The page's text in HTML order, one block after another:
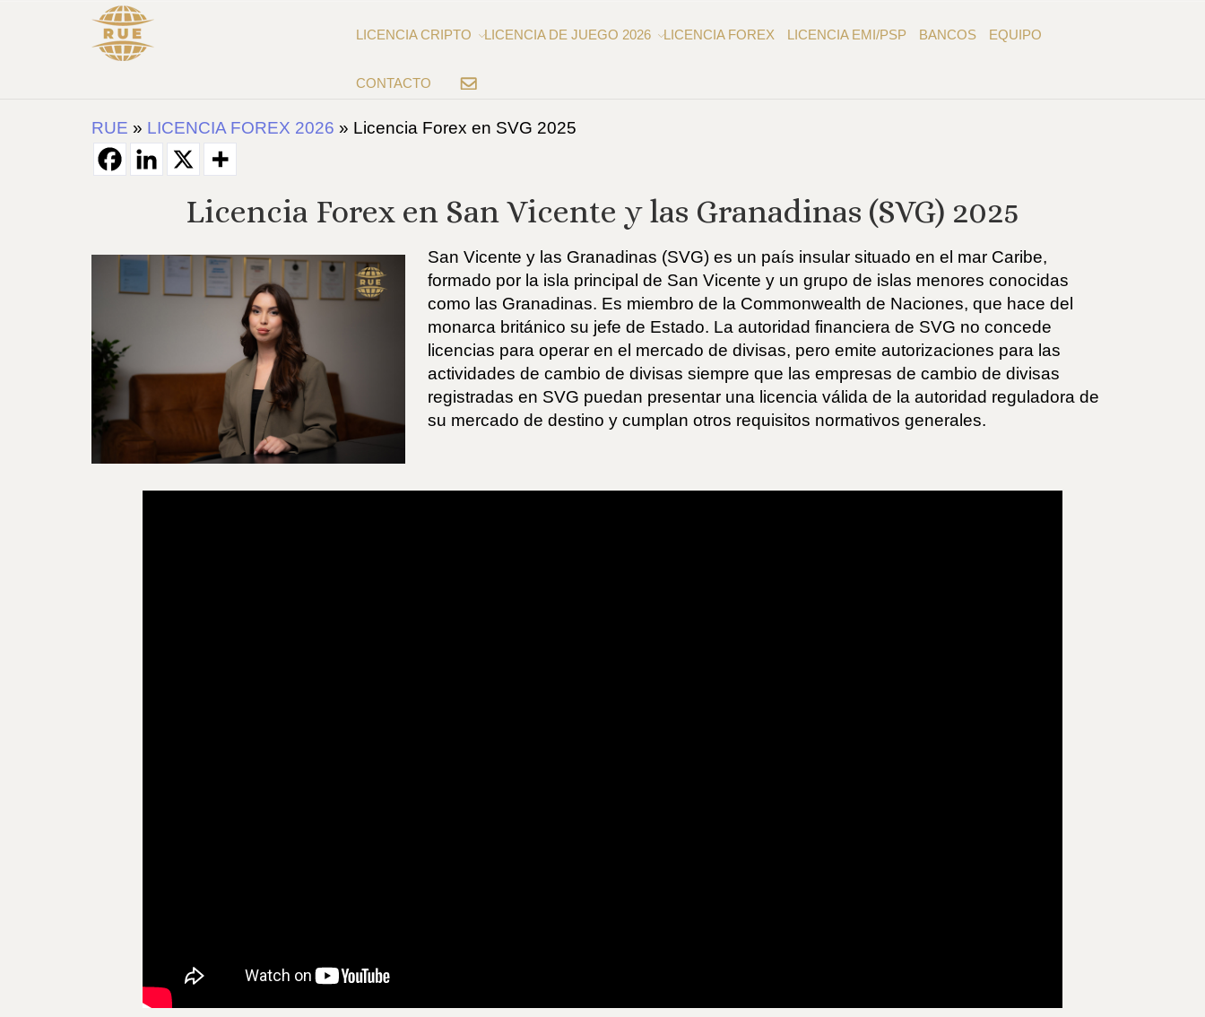
LICENCIA CRIPTO LICENCIA DE JUEGO 2026 LICENCIA FOREX LICENCIA EMI/PSP BANCOS EQUIPO
CONTACTO
RUE » LICENCIA FOREX 2026 » Licencia Forex en SVG 2025
Licencia Forex en San Vicente y las Granadinas (SVG) 2025
San Vicente y las Granadinas (SVG) es un país insular situado en el mar Caribe,
formado por la isla principal de San Vicente y un grupo de islas menores conocidas
como las Granadinas. Es miembro de la Commonwealth de Naciones, que hace del
monarca británico su jefe de Estado. La autoridad financiera de SVG no concede
licencias para operar en el mercado de divisas, pero emite autorizaciones para las
actividades de cambio de divisas siempre que las empresas de cambio de divisas
registradas en SVG puedan presentar una licencia válida de la autoridad reguladora de
su mercado de destino y cumplan otros requisitos normativos generales.